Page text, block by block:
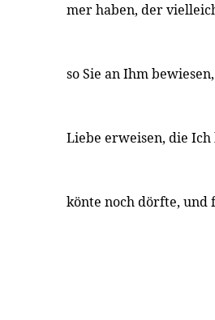
mer haben, der
so Sie an Ihm
Liebe erweisen, die
könte noch dörfte,